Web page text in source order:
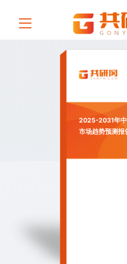
2025-2031年中
市场趋势预测报